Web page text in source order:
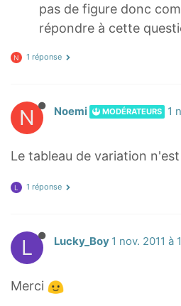
pas de figure donc
répondre à cette
N 1 réponse
N Noemi MODÉRATEURS 1
Le tableau de variation
L 1 réponse
L Lucky_Boy 1 nov. 2011 à
Merci